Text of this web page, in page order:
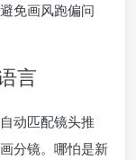
免画风跑偏问
言
动匹配镜头推
分镜。哪怕是新